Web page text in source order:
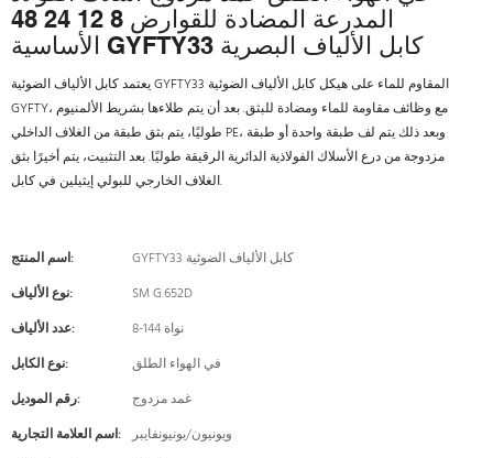
المدرعة المضادة للقوارض 8 12 24 48
الأساسية GYFTY33 كابل الألياف البصرية
يعتمد كابل الألياف الضوئية GYFTY33 المقاوم للماء على هيكل كابل الألياف الضوئية
GYFTY، مع وظائف مقاومة للماء ومضادة للبثق. بعد أن يتم طلاءها بشريط الألمنيوم
طوليًا، يتم بثق طبقة من الغلاف الداخلي PE، وبعد ذلك يتم لف طبقة واحدة أو طبقة
مزدوجة من درع الأسلاك الفولاذية الدائرية الرقيقة طوليًا. بعد التثبيت، يتم أخيرًا بثق
الغلاف الخارجي للبولي إيثيلين في كابل.
اسم المنتج:
GYFTY33 كابل الألياف الضوئية
نوع الألياف:
SM G.652D
عدد الألياف:
8-144 نواة
نوع الكابل:
في الهواء الطلق
رقم الموديل:
غمد مزدوج
اسم العلامة التجارية: ويونيون/يونيونفايبر